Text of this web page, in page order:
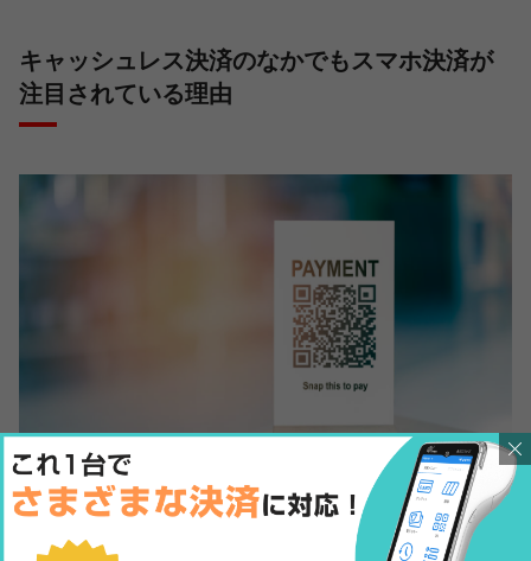
キャッシュレス決済のなかでもスマホ決済が
注目されている理由
キャッシュレス決済のなかでも、ひときわ注目を集めているのが